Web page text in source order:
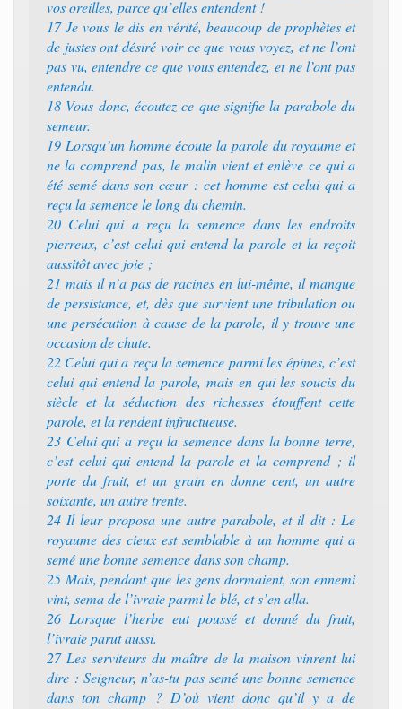
vos oreilles, parce qu’elles entendent !
17 Je vous le dis en vérité, beaucoup de prophètes et
de justes ont désiré voir ce que vous voyez, et ne l’ont
pas vu, entendre ce que vous entendez, et ne l’ont pas
entendu.
18 Vous donc, écoutez ce que signifie la parabole du
semeur.
19 Lorsqu’un homme écoute la parole du royaume et
ne la comprend pas, le malin vient et enlève ce qui a
été semé dans son cœur : cet homme est celui qui a
reçu la semence le long du chemin.
20 Celui qui a reçu la semence dans les endroits
pierreux, c’est celui qui entend la parole et la reçoit
aussitôt avec joie ;
21 mais il n’a pas de racines en lui-même, il manque
de persistance, et, dès que survient une tribulation ou
une persécution à cause de la parole, il y trouve une
occasion de chute.
22 Celui qui a reçu la semence parmi les épines, c’est
celui qui entend la parole, mais en qui les soucis du
siècle et la séduction des richesses étouffent cette
parole, et la rendent infructueuse.
23 Celui qui a reçu la semence dans la bonne terre,
c’est celui qui entend la parole et la comprend ; il
porte du fruit, et un grain en donne cent, un autre
soixante, un autre trente.
24 Il leur proposa une autre parabole, et il dit : Le
royaume des cieux est semblable à un homme qui a
semé une bonne semence dans son champ.
25 Mais, pendant que les gens dormaient, son ennemi
vint, sema de l’ivraie parmi le blé, et s’en alla.
26 Lorsque l’herbe eut poussé et donné du fruit,
l’ivraie parut aussi.
27 Les serviteurs du maître de la maison vinrent lui
dire : Seigneur, n’as-tu pas semé une bonne semence
dans ton champ ? D’où vient donc qu’il y a de